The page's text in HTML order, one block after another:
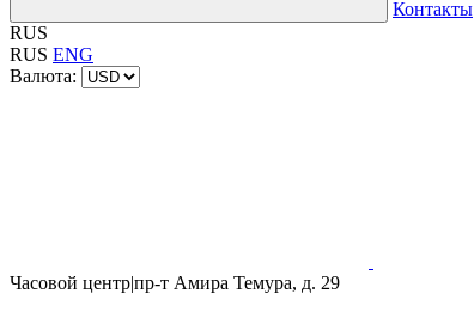
Контакты
RUS
RUS ENG
Валюта:
Часовой центр|пр-т Амира Темура, д. 29